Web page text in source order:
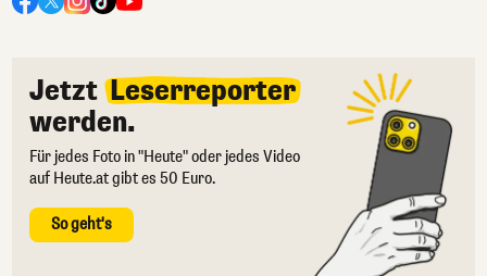
Jetzt Leserreporter
werden.
Für jedes Foto in "Heute" oder jedes Video
auf Heute.at gibt es 50 Euro.
So geht's